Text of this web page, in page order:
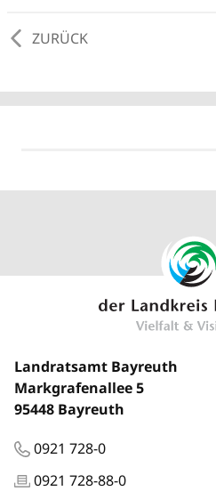
ZURÜCK
Landratsamt Bayreuth
Markgrafenallee 5
95448 Bayreuth
0921 728-0
0921 728-88-0